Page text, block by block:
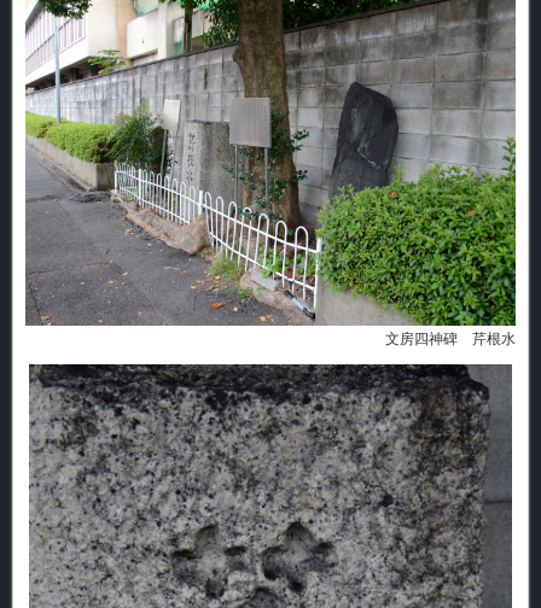
文房四神碑 芹根水